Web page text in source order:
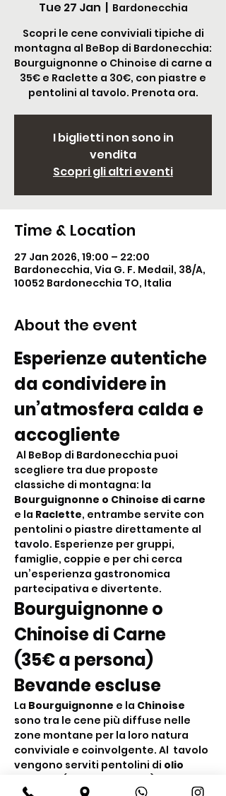
Tue 27 Jan
  |
Bardonecchia
Scopri le cene conviviali tipiche di
montagna al BeBop di Bardonecchia:
Bourguignonne o Chinoise di carne a
35€ e Raclette a 30€, con piastre e
pentolini al tavolo. Prenota ora.
I biglietti non sono in
vendita
Scopri gli altri eventi
Time & Location
27 Jan 2026, 19:00 – 22:00
Bardonecchia, Via G. F. Medail, 38/A,
10052 Bardonecchia TO, Italia
About the event
Esperienze autentiche
da condividere in
un’atmosfera calda e
accogliente
scegliere tra due proposte
classiche di montagna: la
Bourguignonne o Chinoise di carne
e la Raclette, entrambe servite con
pentolini o piastre direttamente al
tavolo. Esperienze per gruppi,
famiglie, coppie e per chi cerca
un’esperienza gastronomica
partecipativa e divertente.
Bourguignonne o
Chinoise di Carne
(35€ a persona)
Bevande escluse
La Bourguignonne e la Chinoise
sono tra le cene più diffuse nelle
zone montane per la loro natura
conviviale e coinvolgente. Al  tavolo
vengono serviti pentolini di olio